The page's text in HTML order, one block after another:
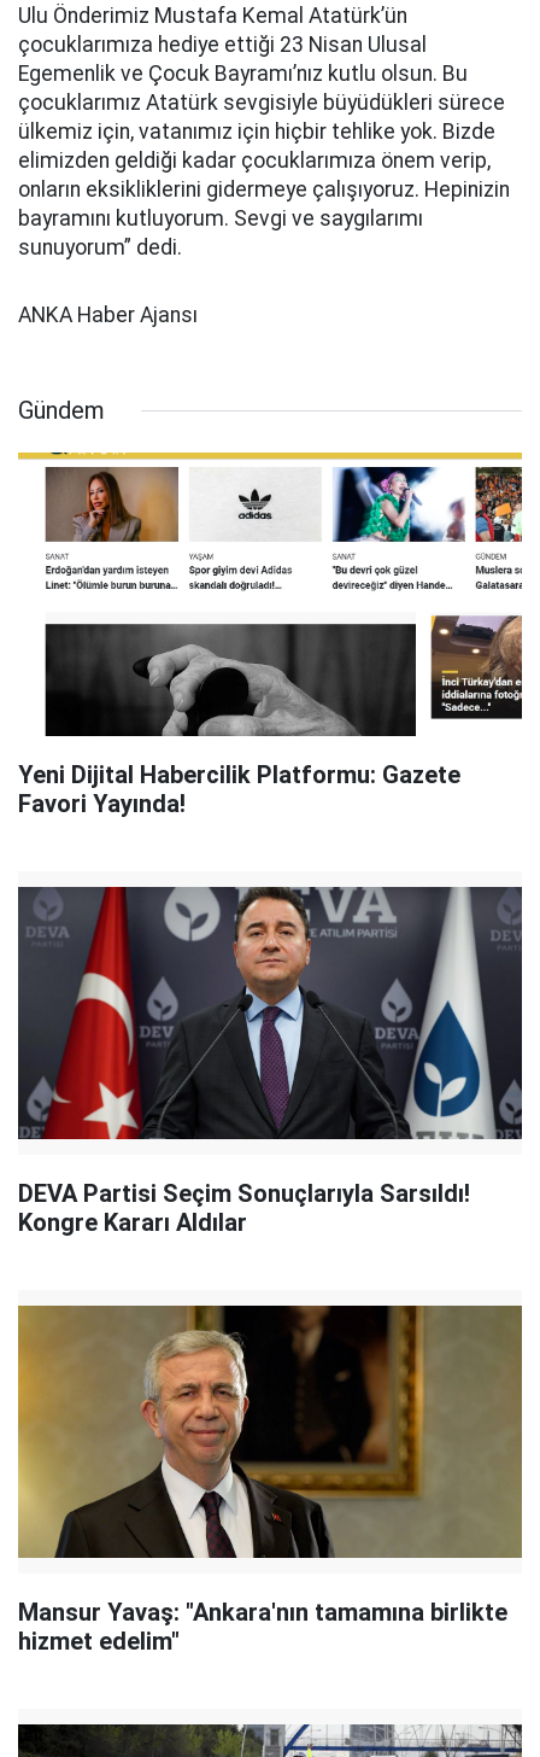
Ulu Önderimiz Mustafa Kemal Atatürk’ün
çocuklarımıza hediye ettiği 23 Nisan Ulusal
Egemenlik ve Çocuk Bayramı’nız kutlu olsun. Bu
çocuklarımız Atatürk sevgisiyle büyüdükleri sürece
ülkemiz için, vatanımız için hiçbir tehlike yok. Bizde
elimizden geldiği kadar çocuklarımıza önem verip,
onların eksikliklerini gidermeye çalışıyoruz. Hepinizin
bayramını kutluyorum. Sevgi ve saygılarımı
sunuyorum” dedi.
ANKA Haber Ajansı
Gündem
Yeni Dijital Habercilik Platformu: Gazete
Favori Yayında!
DEVA Partisi Seçim Sonuçlarıyla Sarsıldı!
Kongre Kararı Aldılar
Mansur Yavaş: "Ankara'nın tamamına birlikte
hizmet edelim"